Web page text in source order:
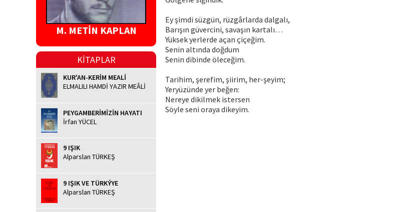
M. METİN KAPLAN
KİTAPLAR
KUR'AN-KERİM MEALİ
ELMALILI HAMDİ YAZIR MEÂLİ
PEYGAMBERİMİZİN HAYATI
İrfan YÜCEL
9 IŞIK
Alparslan TÜRKEŞ
9 IŞIK VE TÜRKÝYE
Alparslan TÜRKEŞ
Ey şimdi süzgün, rüzgârlarda dalgalı,
Barışın güvercini, savaşın kartalı…
Yüksek yerlerde açan çiçeğim.
Senin altında doğdum
Senin dibinde öleceğim.
Tarihim, şerefim, şiirim, her-şeyim;
Yeryüzünde yer beğen:
Nereye dikilmek istersen
Söyle seni oraya dikeyim.